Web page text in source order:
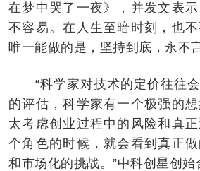
在梦中哭了一夜》，并发文表
不容易。在人生至暗时刻，也不
唯一能做的是，坚持到底，永不
“科学家对技术的定价往往会
的评估，科学家有一个极强的
太考虑创业过程中的风险和真
个角色的时候，就会看到真正
和市场化的挑战。”中科创星创始